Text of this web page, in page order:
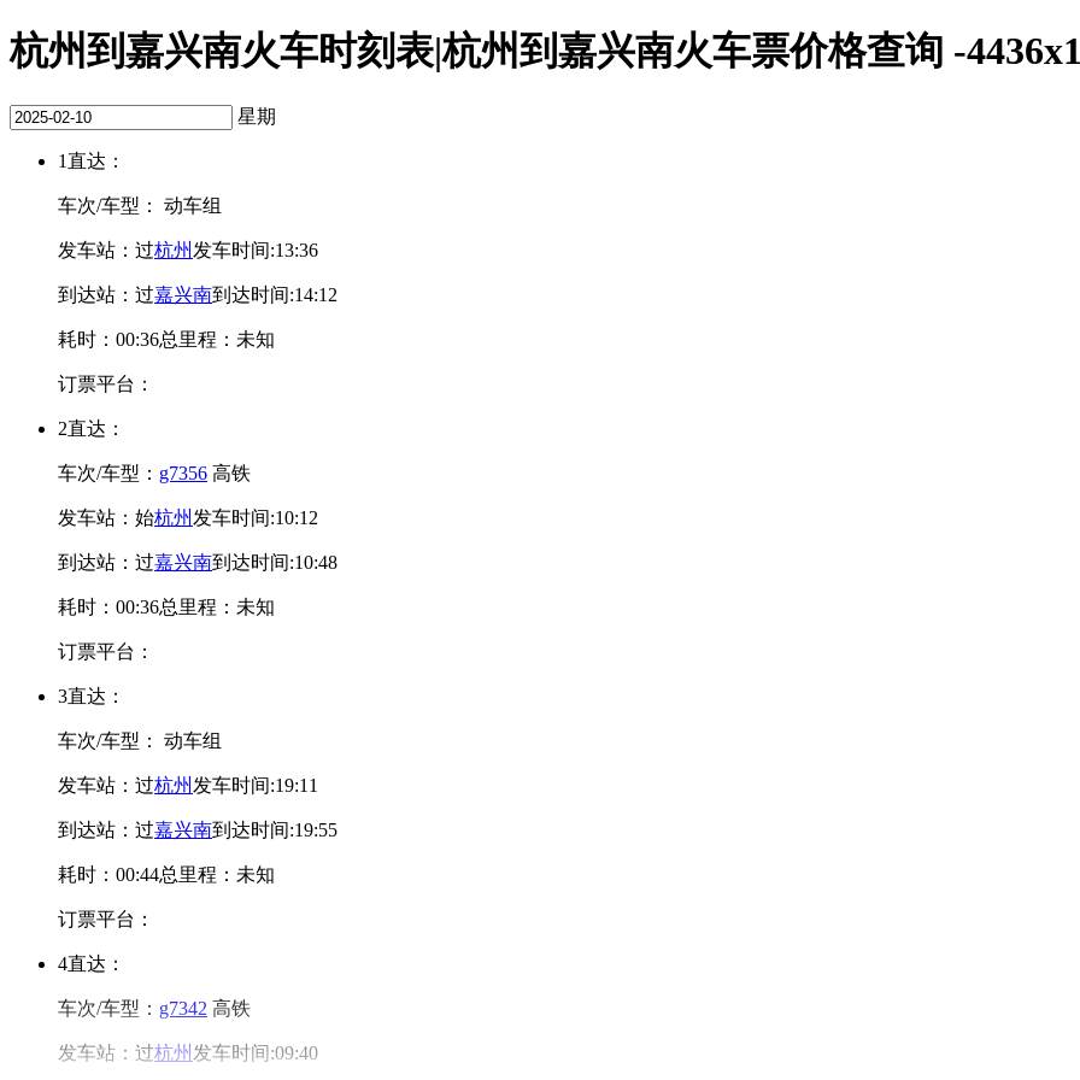
杭州到嘉兴南火车时刻表|杭州到嘉兴南火车票价格查询 -
星期
1直达：
车次/车型： 动车组
发车站： 过杭州 发车时间:13:36
到达站： 过嘉兴南到达时间:14:12
耗时：00:36总里程：未知
订票平台：
2直达：
车次/车型： g7356 高铁
发车站： 始杭州 发车时间:10:12
到达站： 过嘉兴南到达时间:10:48
耗时：00:36总里程：未知
订票平台：
3直达：
车次/车型： 动车组
发车站： 过杭州 发车时间:19:11
到达站： 过嘉兴南到达时间:19:55
耗时：00:44总里程：未知
订票平台：
4直达：
车次/车型： g7342 高铁
发车站： 过杭州发车时间:09:40